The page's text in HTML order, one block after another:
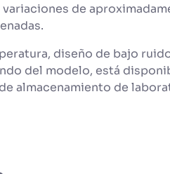
de
diseño de bajo
del modelo, está
almacenamiento de